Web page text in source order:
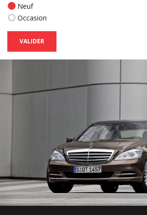
Neuf
Occasion
VALIDER